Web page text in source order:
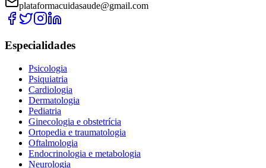
plataformacuidasaude@gmail.com
Especialidades
Psicologia
Psiquiatria
Cardiologia
Dermatologia
Pediatria
Ginecologia e obstetrícia
Ortopedia e traumatologia
Oftalmologia
Endocrinologia e metabologia
Neurologia